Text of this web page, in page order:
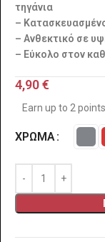
τηγάνια
–
– Ανθεκτικό σε
– Εύκολο στον
4,90€
Earn up to 2 points.
ΧΡΏΜΑ